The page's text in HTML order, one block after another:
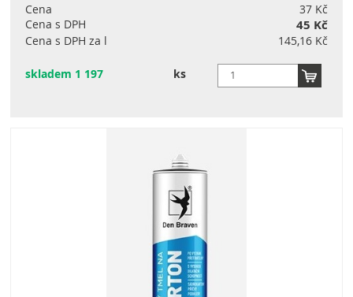
Cena
37 Kč
Cena s DPH
45 Kč
Cena s DPH za l 145,16 Kč
skladem 1 197 ks